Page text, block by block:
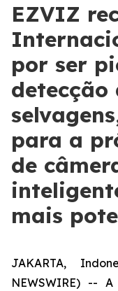
EZVIZ
por ser
detecção
para a
de
mais
JAKARTA,
NEWSWIRE) --